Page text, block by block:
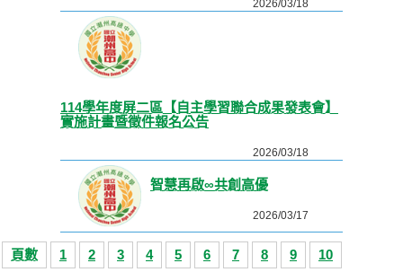
2026/03/18
114學年度屏二區【自主學習聯合成果發表會】
實施計畫暨徵件報名公告
2026/03/18
智慧再啟∞共創高優
2026/03/17
頁數 1 2 3 4 5 6 7 8 9 10